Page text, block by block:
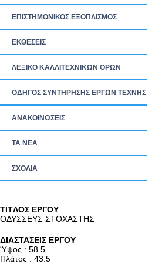
ΕΠΙΣΤΗΜΟΝΙΚΟΣ ΕΞΟΠΛΙΣΜΟΣ
ΕΚΘΕΣΕΙΣ
ΛΕΞΙΚΟ ΚΑΛΛΙΤΕΧΝΙΚΩΝ ΟΡΩΝ
ΟΔΗΓΟΣ ΣΥΝΤΗΡΗΣΗΣ ΕΡΓΩΝ ΤΕΧΝΗΣ
ΑΝΑΚΟΙΝΩΣΕΙΣ
ΤΑ ΝEΑ
ΣΧΟΛΙΑ
TITΛΟΣ ΕΡΓΟΥ
ΟΔΥΣΣΕΥΣ ΣΤΟΧΑΣΤΗΣ
ΔΙΑΣΤΑΣΕΙΣ ΕΡΓΟΥ
Ύψος : 58.5
Πλάτος : 43.5